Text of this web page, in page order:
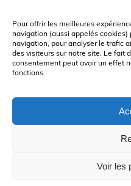
Pour offrir les meilleures
navigation (aussi appelés
navigation, pour analyser le trafic
des visiteurs sur notre site. Le fait
consentement peut avoir un effet
fonctions.
Voir les
PLAINTE –
POLITIQUE
Le CSSMI autorise certaines